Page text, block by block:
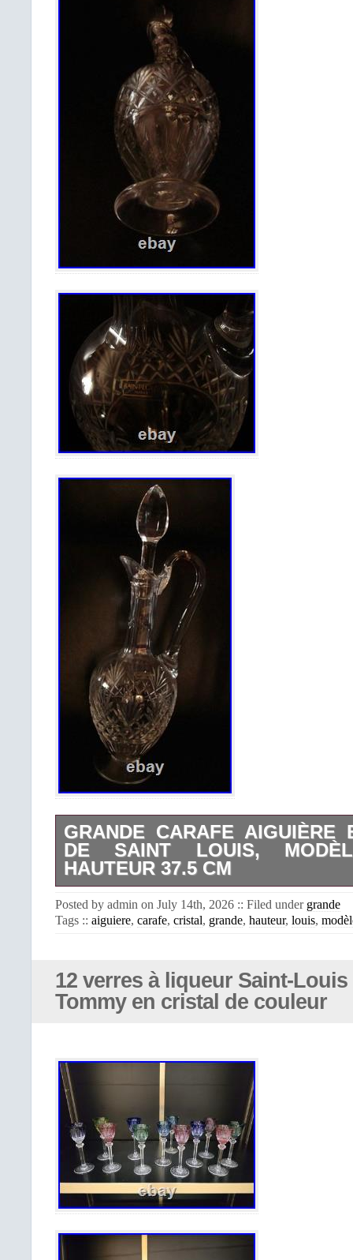
GRANDE CARAFE AIGUIÈRE
DE SAINT LOUIS,
HAUTEUR 37.5 CM
Louis Saint Louis. Hauteur totale
sans le bouchon: 29 cm. En très bon
Posted by admin on July 14th, 2026 :: Filed under grande
Tags :: aiguiere, carafe, cristal, grande, hauteur, louis,
12 verres à liqueur Saint-
Tommy en cristal de couleur